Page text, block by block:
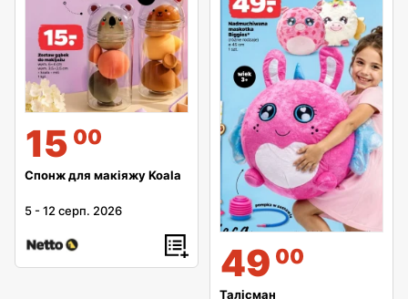
15 00
Спонж для макіяжу Koala
5 -12 серп. 2026
49 00
Талісман